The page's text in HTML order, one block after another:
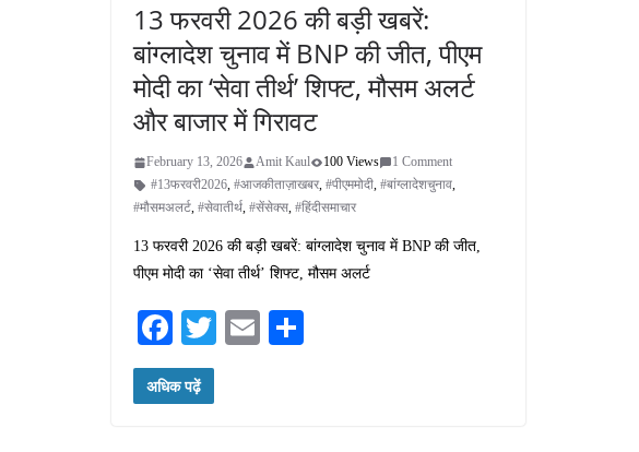
13 फरवरी 2026 की बड़ी खबरें:
बांग्लादेश चुनाव में BNP की जीत, पीएम
मोदी का ‘सेवा तीर्थ’ शिफ्ट, मौसम अलर्ट
और बाजार में गिरावट
February 13, 2026 Amit Kaul 100 Views
1 Comment
#13फरवरी2026, #आजकीताज़ाखबर, #पीएममोदी, #बांग्लादेशचुनाव,
#मौसमअलर्ट, #सेवातीर्थ, #सेंसेक्स, #हिंदीसमाचार
13 फरवरी 2026 की बड़ी खबरें: बांग्लादेश चुनाव में BNP की जीत,
पीएम मोदी का ‘सेवा तीर्थ’ शिफ्ट, मौसम अलर्ट
Fa
ce
bo
T
E
अधिक पढ़ें